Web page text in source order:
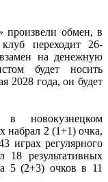
обмен, в
клуб переходит 26-
на денежную
будет носить
2028 года, он будет
новокузнецком
набрал 2 (1+1) очка,
играх регулярного
18 результативных
5 (2+3) очков в 11